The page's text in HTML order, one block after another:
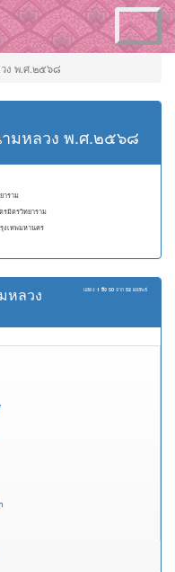
Toggle
navigation
ง พ.ศ.๒๕๖๘
มหลวง พ.ศ.๒๕๖๘
าราม
รมิตรวิทยาราม
งเทพมหานคร
แสดง 1 ถึง 50 จาก 52 ผลลัพธ์
หลวง